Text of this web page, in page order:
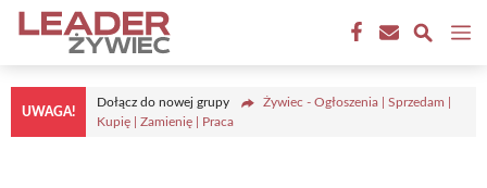
Przejdź
treści
UWAGA!
Dołącz do nowej grupy
Żywiec - Ogłoszenia | Sprzedam |
Kupię | Zamienię | Praca